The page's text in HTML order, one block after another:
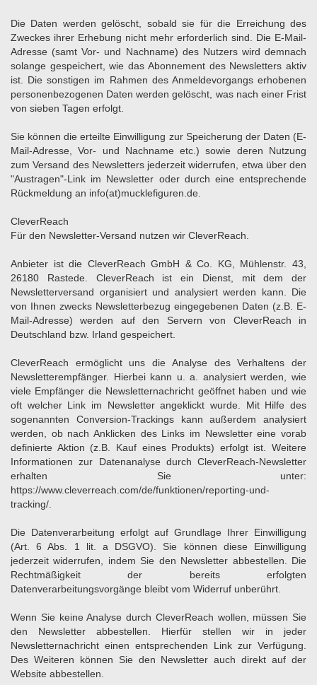
Die Daten werden gelöscht, sobald sie für die Erreichung des
Zweckes ihrer Erhebung nicht mehr erforderlich sind. Die E-Mail-
Adresse (samt Vor- und Nachname) des Nutzers wird demnach
solange gespeichert, wie das Abonnement des Newsletters aktiv
ist. Die sonstigen im Rahmen des Anmeldevorgangs erhobenen
personenbezogenen Daten werden gelöscht, was nach einer Frist
von sieben Tagen erfolgt.
Sie können die erteilte Einwilligung zur Speicherung der Daten (E-
Mail-Adresse, Vor- und Nachname etc.) sowie deren Nutzung
zum Versand des Newsletters jederzeit widerrufen, etwa über den
"Austragen"-Link im Newsletter oder durch eine entsprechende
Rückmeldung an info(at)mucklefiguren.de
CleverReach
Für den Newsletter-Versand nutzen wir CleverReach.
Anbieter ist die CleverReach GmbH & Co. KG, Mühlenstr. 43,
26180 Rastede. CleverReach ist ein Dienst, mit dem der
Newsletterversand organisiert und analysiert werden kann. Die
von Ihnen zwecks Newsletterbezug eingegebenen Daten (z.B. E-
Mail-Adresse) werden auf den Servern von CleverReach in
Deutschland bzw. Irland gespeichert.
CleverReach ermöglicht uns die Analyse des Verhaltens der
Newsletterempfänger. Hierbei kann u. a. analysiert werden, wie
viele Empfänger die Newsletternachricht geöffnet haben und wie
oft welcher Link im Newsletter angeklickt wurde. Mit Hilfe des
sogenannten Conversion-Trackings kann außerdem analysiert
werden, ob nach Anklicken des Links im Newsletter eine vorab
definierte Aktion (z.B. Kauf eines Produkts) erfolgt ist. Weitere
Informationen zur Datenanalyse durch CleverReach-Newsletter
erhalten Sie unter:
https://www.cleverreach.com/de/funktionen/reporting-und-
tracking/
Die Datenverarbeitung erfolgt auf Grundlage Ihrer Einwilligung
(Art. 6 Abs. 1 lit. a DSGVO). Sie können diese Einwilligung
jederzeit widerrufen, indem Sie den Newsletter abbestellen. Die
Rechtmäßigkeit der bereits erfolgten
Datenverarbeitungsvorgänge bleibt vom Widerruf unberührt.
Wenn Sie keine Analyse durch CleverReach wollen, müssen Sie
den Newsletter abbestellen. Hierfür stellen wir in jeder
Newsletternachricht einen entsprechenden Link zur Verfügung.
Des Weiteren können Sie den Newsletter auch direkt auf der
Website abbestellen.